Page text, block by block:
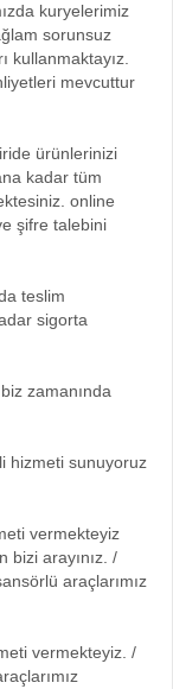
kuryelerimiz
sorunsuz
kullanmaktayız.
mevcuttur
ürünlerinizi
kadar tüm
online
şifre talebini
teslim
sigorta
zamanında
hizmeti sunuyoruz
vermekteyiz
bizi arayınız. /
araçlarımız
vermekteyiz. /